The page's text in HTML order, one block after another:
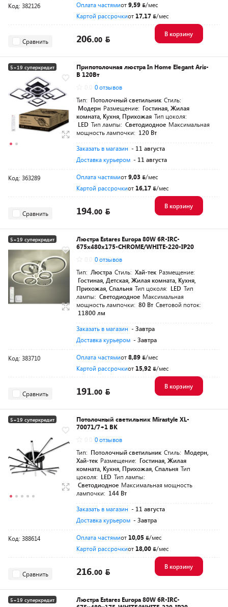
Код: 382126 Оплата частямиот9,59
/мес
Картой рассрочкиот 17,17 /мес
Сравнить 206.00
В корзину
5+19 суперкредит
Разумная цена
Припотолочная люстра In Home Elegant Aris-
B 120Вт
0 отзывов
Тип: Потолочный светильник Стиль:
Модерн Размещение: Гостиная, Жилая
комната, Кухня, Прихожая Тип цоколя:
LED Тип лампы: Светодиодное Максимальная
мощность лампочки: 120 Вт
Заказать в магазин - 11 августа
Доставка курьером - 11 августа
Код: 363289 Оплата частямиот9,03
/мес
Картой рассрочкиот 16,17 /мес
Сравнить 194.00
В корзину
5+19 суперкредит
Люстра Estares Europa 80W 6R-IRC-
675x480x175-CHROME/WHITE-220-IP20
0 отзывов
Тип: Люстра Стиль: Хай-тек Размещение:
Гостиная, Детская, Жилая комната, Кухня,
Прихожая, Спальня Тип цоколя: LED Тип
лампы: Светодиодное Максимальная
мощность лампочки: 80 Вт Световой поток:
11800 лм
Заказать в магазин - Завтра
Доставка курьером - Завтра
Код: 383710 Оплата частямиот8,89
/мес
Картой рассрочкиот 15,92 /мес
Сравнить 191.00
В корзину
5+19 суперкредит
Потолочный светильник Mirastyle XL-
70071/7+1 BK
0 отзывов
Тип: Потолочный светильник Стиль: Модерн,
Хай-тек Размещение: Гостиная, Жилая
комната, Кухня, Прихожая, Спальня Тип
цоколя: LED Тип лампы:
Светодиодное Максимальная мощность
лампочки: 144 Вт
Заказать в магазин - 11 августа
Доставка курьером - Завтра
Код: 388614 Оплата частямиот 10,05
/мес
Картой рассрочкиот 18,00 /мес
Сравнить 216.00
В корзину
5+19 суперкредит
Люстра Estares Europa 80W 6R-IRC-